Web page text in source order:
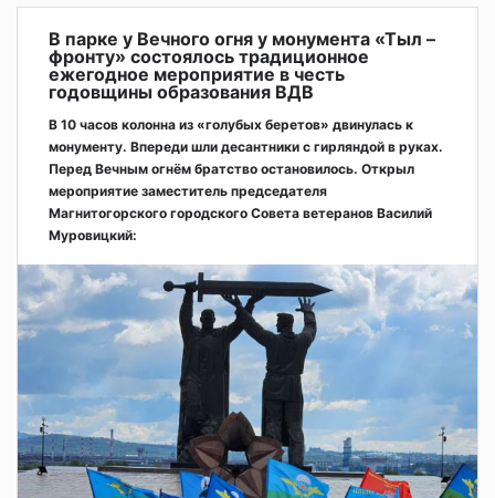
В парке у Вечного огня у монумента «Тыл –
фронту» состоялось традиционное
ежегодное мероприятие в честь
годовщины образования ВДВ
В 10 часов колонна из «голубых беретов» двинулась к
монументу. Впереди шли десантники с гирляндой в руках.
Перед Вечным огнём братство остановилось. Открыл
мероприятие заместитель председателя
Магнитогорского городского Совета ветеранов Василий
Муровицкий: